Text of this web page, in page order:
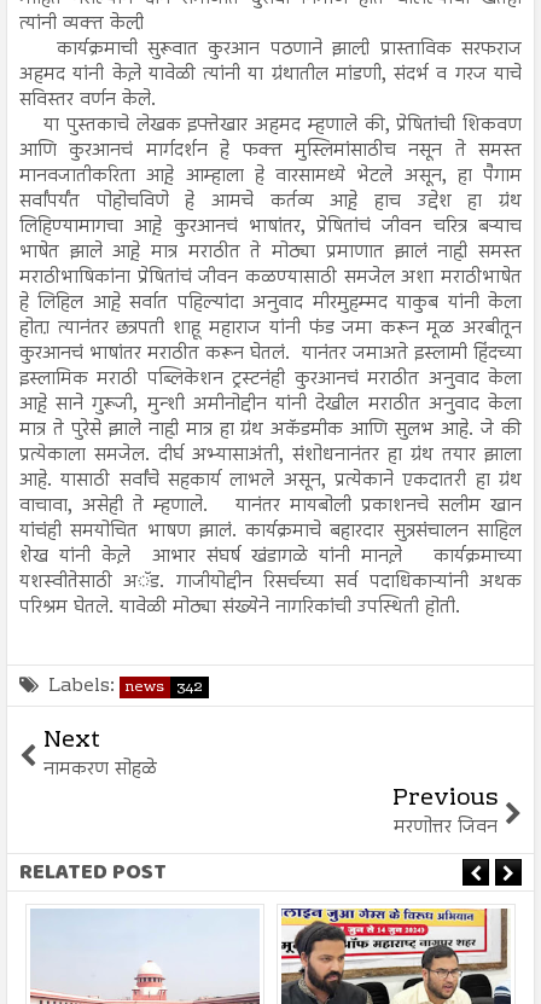
त्यांनी व्यक्त केली़
कार्यक्रमाची सुरूवात कुरआन पठणाने झाली़ प्रास्ताविक सरफराज
अहमद यांनी केले़ यावेळी त्यांनी या ग्रंथातील मांडणी, संदर्भ व गरज याचे
सविस्तर वर्णन केले.
या पुस्तकाचे लेखक इफ्तेखार अहमद म्हणाले की, प्रेषितांची शिकवण
आणि कुरआनचं मार्गदर्शन हे फक्त मुस्लिमांसाठीच नसून ते समस्त
मानवजातीकरिता आहे़ आम्हाला हे वारसामध्ये भेटले असून, हा पैगाम
सर्वांपर्यंत पोहोचविणे हे आमचे कर्तव्य आहे़ हाच उद्देश हा ग्रंथ
लिहिण्यामागचा आहे़ कुरआनचं भाषांतर, प्रेषितांचं जीवन चरित्र बऱ्याच
भाषेत झाले आहे़ मात्र मराठीत ते मोठ्या प्रमाणात झालं नाही़ समस्त
मराठीभाषिकांना प्रेषितांचं जीवन कळण्यासाठी समजेल अशा मराठीभाषेत
हे लिहिल आहे़ सर्वात पहिल्यांदा अनुवाद मीरमुहम्मद याकुब यांनी केला
होता़ त्यानंतर छत्रपती शाहू महाराज यांनी फंड जमा करून मूळ अरबीतून
कुरआनचं भाषांतर मराठीत करून घेतलं. यानंतर जमाअते इस्लामी हिंदच्या
इस्लामिक मराठी पब्लिकेशन ट्रस्टनंही कुरआनचं मराठीत अनुवाद केला
आहे़ साने गुरूजी, मुन्शी अमीनोद्दीन यांनी देखील मराठीत अनुवाद केला
मात्र ते पुरेसे झाले नाही़ मात्र हा ग्रंथ अकॅडमीक आणि सुलभ आहे. जे की
प्रत्येकाला समजेल. दीर्घ अभ्यासाअंती, संशोधनानंतर हा ग्रंथ तयार झाला
आहे. यासाठी सर्वांचे सहकार्य लाभले असून, प्रत्येकाने एकदातरी हा ग्रंथ
वाचावा, असेही ते म्हणाले. यानंतर मायबोली प्रकाशनचे सलीम खान
यांचंही समयोचित भाषण झालं. कार्यक्रमाचे बहारदार सुत्रसंचालन साहिल
शेख यांनी केले़ आभार संघर्ष खंडागळे यांनी मानले़ कार्यक्रमाच्या
यशस्वीतेसाठी अॅड. गाजीयोद्दीन रिसर्चच्या सर्व पदाधिकाऱ्यांनी अथक
परिश्रम घेतले. यावेळी मोठ्या संख्येने नागरिकांची उपस्थिती होती.
Labels: news 342
Next
नामकरण सोहळे
Previous
मरणोत्तर जिवन
RELATED POST